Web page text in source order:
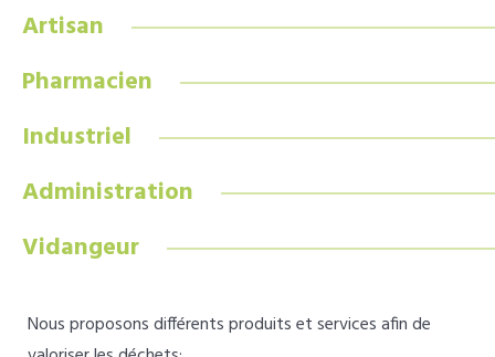
Artisan
Pharmacien
Industriel
Administration
Vidangeur
Nous proposons différents produits et services afin de